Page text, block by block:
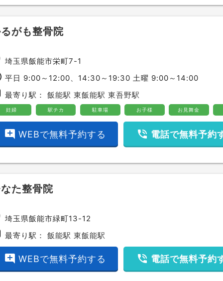
がも整骨院
埼玉県飯能市栄町7-1
平日 9:00～12:00、14:30～19:30 土曜 9:00～14:00
最寄り駅：飯能駅 東飯能駅 東吾野駅
妊婦 駅チカ 駐車場 お子様 お見舞金
add_comment WEBで無料予約する phone_in_talk 電話で無料予約
た整骨院
埼玉県飯能市緑町13-12
最寄り駅：飯能駅 東飯能駅
add_comment WEBで無料予約する phone_in_talk 電話で無料予約